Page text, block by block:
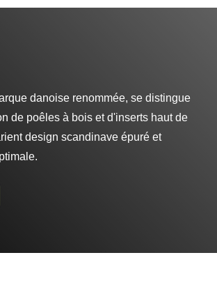
danoise renommée, se distingue
de poêles à bois et d'inserts haut de
design scandinave épuré et